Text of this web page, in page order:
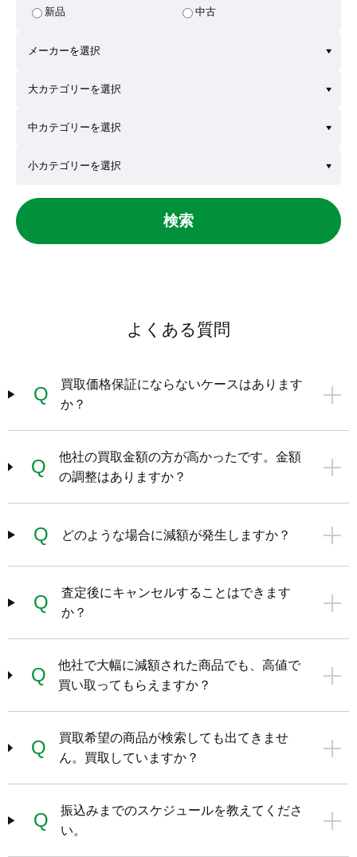
新品 中古
検索
よくある質問
Q
買取価格保証にならないケースはあります
か？
Q
他社の買取金額の方が高かったです。金額
の調整はありますか？
Q どのような場合に減額が発生しますか？
Q
査定後にキャンセルすることはできます
か？
Q
他社で大幅に減額された商品でも、高値で
買い取ってもらえますか？
Q
買取希望の商品が検索しても出てきませ
ん。買取していますか？
Q
振込みまでのスケジュールを教えてくださ
い。